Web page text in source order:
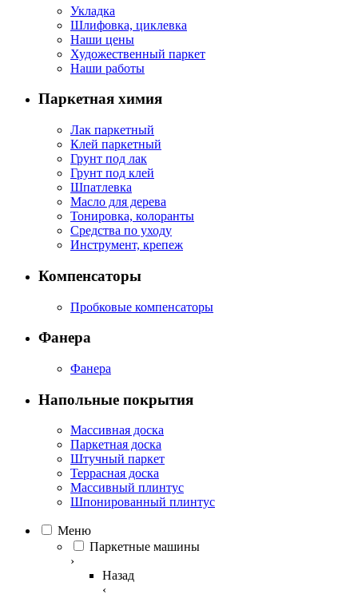
Укладка
Шлифовка, циклевка
Наши цены
Художественный паркет
Наши работы
Паркетная химия
Лак паркетный
Клей паркетный
Грунт под лак
Грунт под клей
Шпатлевка
Масло для дерева
Тонировка, колоранты
Средства по уходу
Инструмент, крепеж
Компенсаторы
Пробковые компенсаторы
Фанера
Фанера
Напольные покрытия
Массивная доска
Паркетная доска
Штучный паркет
Террасная доска
Массивный плинтус
Шпонированный плинтус
Меню
Паркетные машины
›
Назад
‹